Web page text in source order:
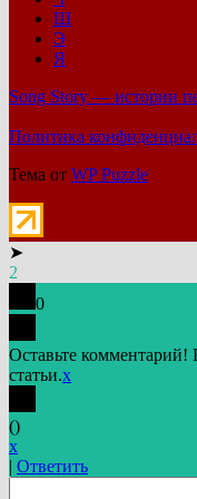
Ш
Э
Я
Song Story — истории
Политика
Тема от WP Puzzle
➤
2
0
Оставьте
статьи.x
()
x
| Ответить